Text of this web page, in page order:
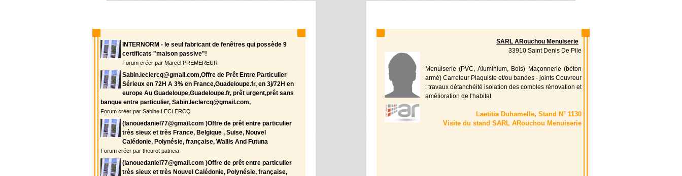
INTERNORM - le seul fabricant de fenêtres qui possède 9
certificats "maison passive"!
Forum créer par Marcel PREMEREUR
Sabin.leclercq@gmail.com,Offre de Prêt Entre Particulier
Sérieux en 72H A 3% en France,Guadeloupe.fr, en 3j/72H en
europe Au Guadeloupe,Guadeloupe.fr, prêt urgent,prêt sans
banque entre particulier, Sabin.leclercq@gmail.com,
Forum créer par Sabine LECLERCQ
(lanouedaniel77@gmail.com )Offre de prêt entre particulier
très sieux et très France, Belgique , Suise, Nouvel
Calédonie, Polynésie, française, Wallis And Futuna
Forum créer par theurot patricia
(lanouedaniel77@gmail.com )Offre de prêt entre particulier
très sieux et très Nouvel Calédonie, Polynésie, française,
SARL ARouchou Menuiserie
33910 Saint Denis De Pile
Menuiserie (PVC, Aluminium, Bois) Maçonnerie (béton
armé) Carreleur Plaquiste et/ou bandes - joints Couvreur
: travaux détanchéité isolation des combles rénovation et
amélioration de l'habitat
Laetitia Duhamelle, Stand N° 1130
Visite du stand SARL ARouchou Menuiserie